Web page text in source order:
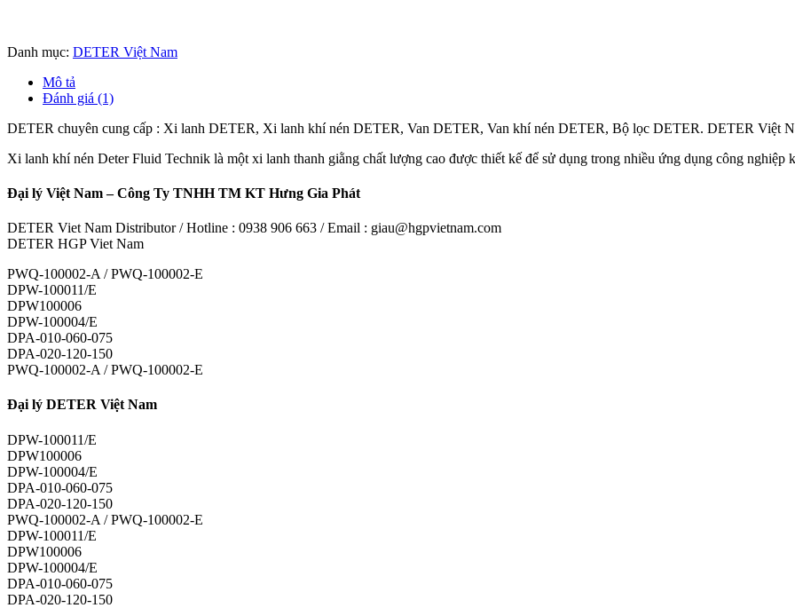
Danh mục: DETER Việt Nam
Mô tả
Đánh giá (1)
DETER chuyên cung cấp : Xi lanh DETER, Xi lanh khí nén DETER, Van DETER, Van khí nén DETER, Bộ lọc DETER. DETER Việt
Xi lanh khí nén Deter Fluid Technik là một xi lanh thanh giằng chất lượng cao được thiết kế để sử dụng trong nhiều ứng dụng công nghiệp
Đại lý Việt Nam – Công Ty TNHH TM KT Hưng Gia Phát
DETER Viet Nam Distributor / Hotline : 0938 906 663 / Email : giau@hgpvietnam.com
DETER HGP Viet Nam
PWQ-100002-A / PWQ-100002-E
DPW-100011/E
DPW100006
DPW-100004/E
DPA-010-060-075
DPA-020-120-150
PWQ-100002-A / PWQ-100002-E
Đại lý DETER Việt Nam
DPW-100011/E
DPW100006
DPW-100004/E
DPA-010-060-075
DPA-020-120-150
PWQ-100002-A / PWQ-100002-E
DPW-100011/E
DPW100006
DPW-100004/E
DPA-010-060-075
DPA-020-120-150